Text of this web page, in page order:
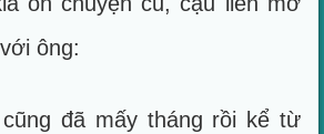
ông:
đã mấy tháng rồi kể từ